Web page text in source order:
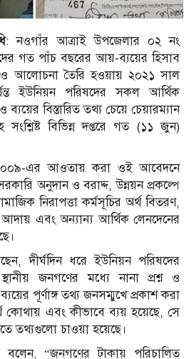
: নওগাঁর আত্রাই উপজেলার ০২ নং
গত পাঁচ বছরের আয়-ব্যয়ের হিসাব
ও আলোচনা তৈরি হওয়ায় ২০২১ সাল
ইউনিয়ন পরিষদের সকল আর্থিক
বিস্তারিত তথ্য চেয়ে চেয়ারম্যান
সংশ্লিষ্ট বিভিন্ন দপ্তরে গত (১১ জুন)
এর আওতায় করা ওই আবেদনে
অনুদান ও বরাদ্দ, উন্নয়ন প্রকল্পে
নিরাপত্তা কর্মসূচির অর্থ বিতরণ,
এবং অন্যান্য আর্থিক লেনদেনের
দীর্ঘদিন ধরে ইউনিয়ন পরিষদের
জনগণের মধ্যে নানা প্রশ্ন ও
পূর্ণাঙ্গ তথ্য জনসম্মুখে প্রকাশ করা
কোথায় এবং কীভাবে ব্যয় হয়েছে, সে
তথ্যগুলো চাওয়া হয়েছে।
“জনগণের টাকায় পরিচালিত